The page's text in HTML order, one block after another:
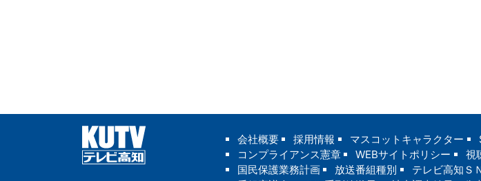
会社概要 採用情報 マスコットキャラクター
コンプライアンス憲章
WEBサイトポリシー
視
国民保護業務計画
放送番組種別 テレビ高知Ｓ